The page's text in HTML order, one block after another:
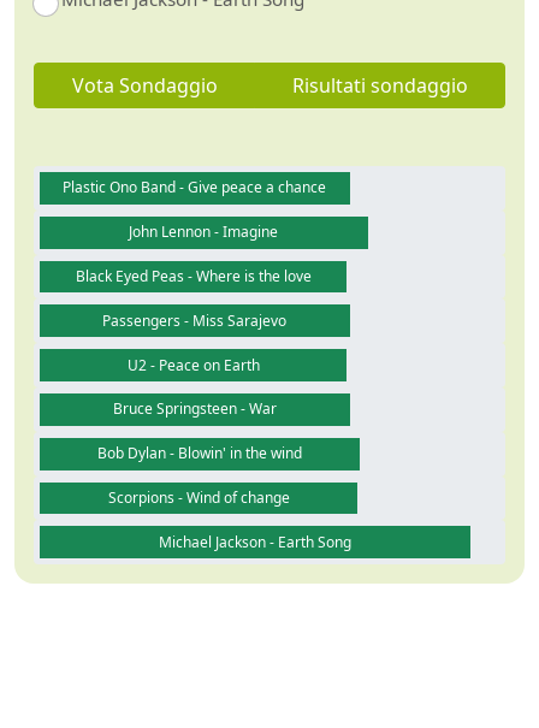
Vota Sondaggio Risultati sondaggio
Plastic Ono Band - Give peace a chance
John Lennon - Imagine
Black Eyed Peas - Where is the love
Passengers - Miss Sarajevo
U2 - Peace on Earth
Bruce Springsteen - War
Bob Dylan - Blowin' in the wind
Scorpions - Wind of change
Michael Jackson - Earth Song